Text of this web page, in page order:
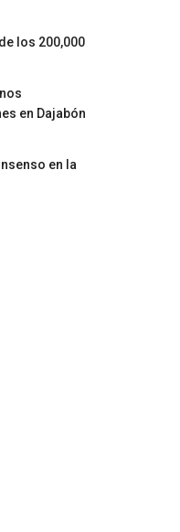
los 200,000
en Dajabón
en la